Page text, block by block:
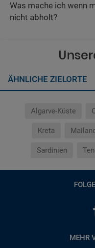
Was mache ich wenn
nicht abholt?
ÄHNLICHE ZIELORTE
Algarve-Küste
Kreta
Sardinien
MEHR